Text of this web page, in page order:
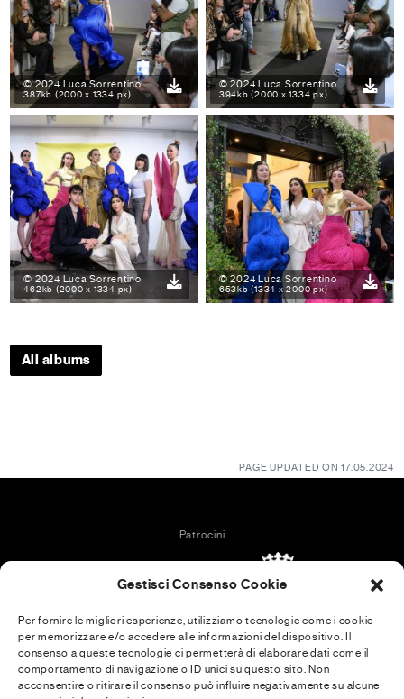
Gestisci Consenso Cookie
Per fornire le migliori esperienze, utilizziamo tecnologie come i cookie
per memorizzare e/o accedere alle informazioni del dispositivo. Il
consenso a queste tecnologie ci permetterà di elaborare dati come il
comportamento di navigazione o ID unici su questo sito. Non
acconsentire o ritirare il consenso può influire negativamente su alcune
© 2024 Luca Sorrentino
387kb (2000 x 1334 px)
© 2024 Luca Sorrentino
394kb (2000 x 1334 px)
© 2024 Luca Sorrentino
462kb (2000 x 1334 px)
© 2024 Luca Sorrentino
653kb (1334 x 2000 px)
All albums
PAGE UPDATED ON 17.05.2024
Patrocini
In collaboration with